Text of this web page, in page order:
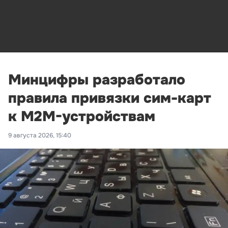
Минцифры разработало
правила привязки сим-карт
к M2M-устройствам
9 августа 2026, 15:40